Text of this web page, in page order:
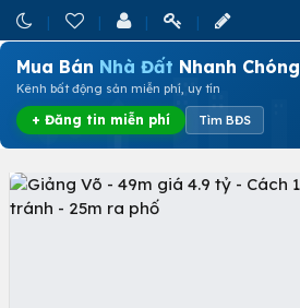
Mua Bán Nhà Đất Nhanh Chóng
Kênh bất động sản miễn phí, uy tín
+ Đăng tin miễn phí Tìm BĐS